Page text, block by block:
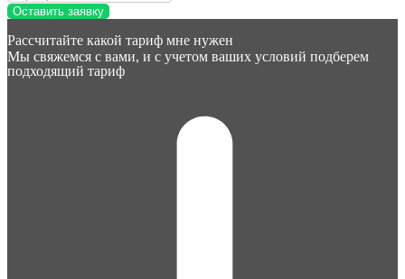
Оставить заявку
Рассчитайте какой тариф мне нужен
Мы свяжемся с вами, и с учетом ваших условий подберем
подходящий тариф